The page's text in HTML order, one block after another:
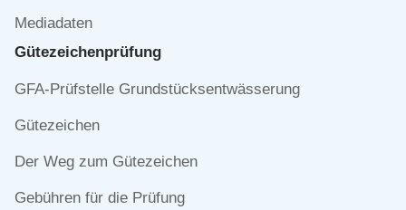
Mediadaten
Gütezeichen­prüfung
Navigation
GFA-Prüfstelle Grundstücksentwässerung
Gütezeichen
Der Weg zum Gütezeichen
Gebühren für die Prüfung